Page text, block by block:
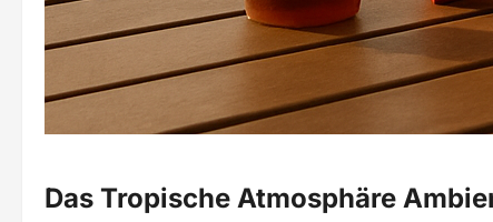
Das Tropische Atmosphäre